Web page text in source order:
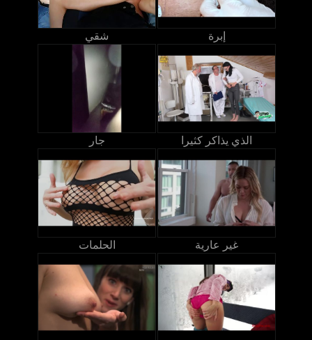
شقي إبرة
جار الذي يذاكر كثيرا
الحلمات غير عارية